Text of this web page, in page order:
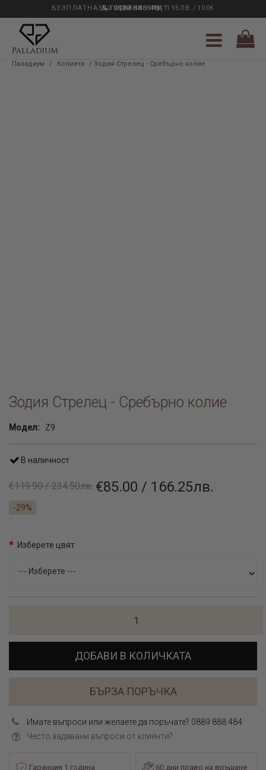
33 ГОДИНИ ОПИТ
БЕЗПЛАТНА ДОСТАВКА НАД 195ЛВ./100€
0889 888 484
Паладиум / Колиета / Зодия Стрелец - Сребърно колие
Зодия Стрелец - Сребърно колие
Модел: Z9
В наличност
€119.90 / 234.50лв. €85.00 / 166.25лв.
-29%
Изберете цвят
ДОБАВИ В КОЛИЧКАТА
БЪРЗА ПОРЪЧКА
Имате въпроси или желаете да поръчате? 0889 888 484
Често задавани въпроси от клиенти?
Гаранция 1 година 60 дни право на връщане